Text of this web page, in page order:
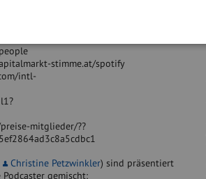
stimme.at/spotify
intl-
mitglieder/??
Christine Petzwinkler) sind präsentiert
gemischt: